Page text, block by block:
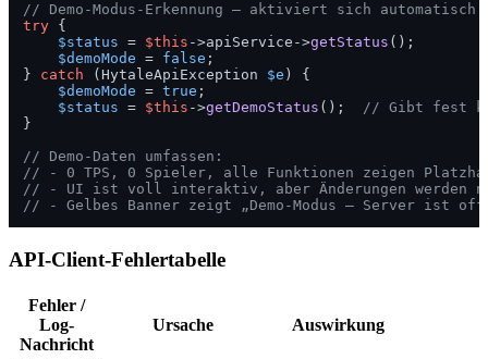
// Demo-Modus-Erkennung — aktiviert sich
try {
$status = $this ->apiService->getStatus ();
$demoMode = false ;
} catch (HytaleApiException $e ) {
$demoMode = true ;
$status = $this ->getDemoStatus (); // Gibt fest
}
// Demo-Daten umfassen:
// - 0 TPS, 0 Spieler, alle Funktionen zeigen
// - UI ist voll interaktiv, aber Änderungen werden
// - Gelbes Banner zeigt „Demo-Modus — Server ist
API-Client-Fehlertabelle
Fehler /
Log-
Nachricht
Ursache Auswirkung